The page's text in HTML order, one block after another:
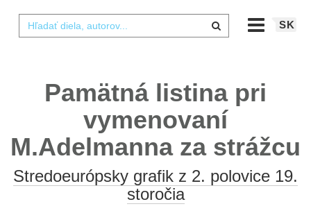
SK
Pamätná listina pri
vymenovaní
M.Adelmanna za strážcu
Stredoeurópsky grafik z 2. polovice 19.
storočia